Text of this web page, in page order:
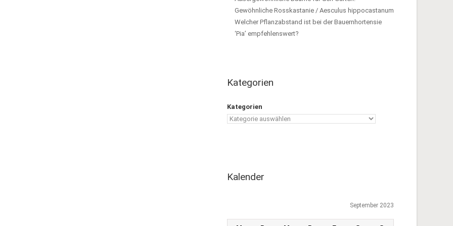
Gewöhnliche Rosskastanie / Aesculus hippocastanum
Welcher Pflanzabstand ist bei der Bauernhortensie
‘Pia’ empfehlenswert?
Kategorien
Kategorien
Kalender
September 2023